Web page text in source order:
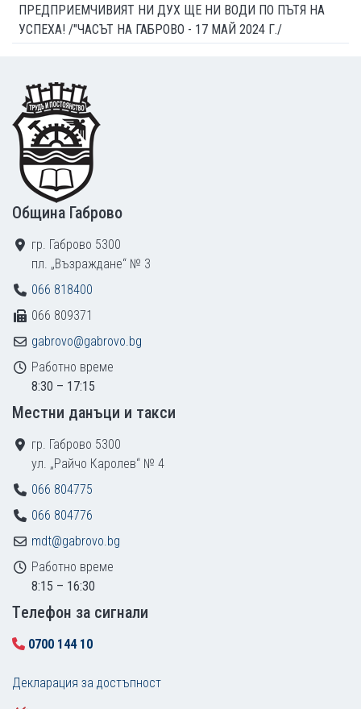
ПРЕДПРИЕМЧИВИЯТ НИ ДУХ ЩЕ НИ ВОДИ ПО ПЪТЯ НА
УСПЕХА! /"ЧАСЪТ НА ГАБРОВО - 17 МАЙ 2024 Г./
Footer
Община Габрово
гр. Габрово 5300
пл. „Възраждане“ № 3
066 818400
066 809371
gabrovo@gabrovo.bg
Работно време
8:30 – 17:15
Местни данъци и такси
гр. Габрово 5300
ул. „Райчо Каролев“ № 4
066 804775
066 804776
mdt@gabrovo.bg
Работно време
8:15 – 16:30
Tелефон за сигнали
0700 144 10
Декларация за достъпност